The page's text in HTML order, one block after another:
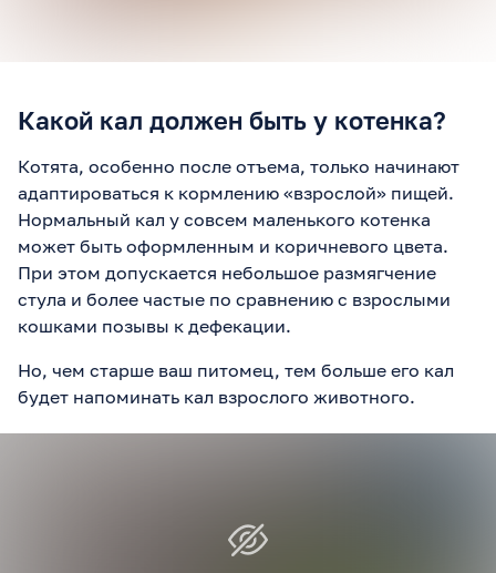
Какой кал должен быть у котенка?
Котята, особенно после отъема, только начинают
адаптироваться к кормлению «взрослой» пищей.
Нормальный кал у совсем маленького котенка
может быть оформленным и коричневого цвета.
При этом допускается небольшое размягчение
стула и более частые по сравнению с взрослыми
кошками позывы к дефекации.
Но, чем старше ваш питомец, тем больше его кал
будет напоминать кал взрослого животного.